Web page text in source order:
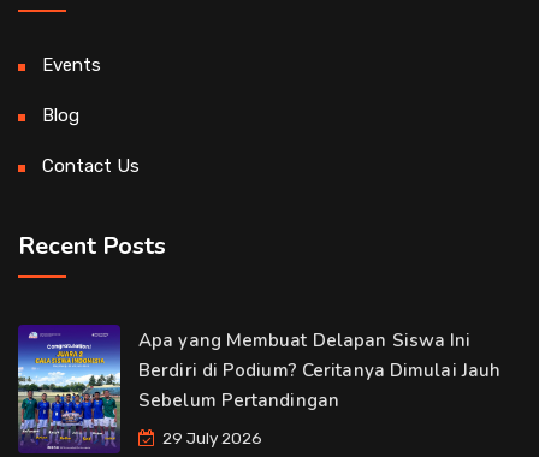
Events
Blog
Contact Us
Recent Posts
Apa yang Membuat Delapan Siswa Ini
Berdiri di Podium? Ceritanya Dimulai Jauh
Sebelum Pertandingan
29 July 2026